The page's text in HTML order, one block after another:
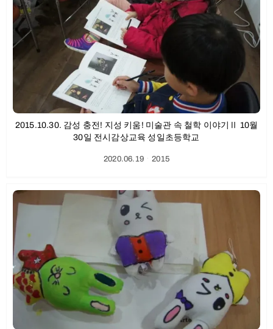
2015.10.30. 감성 충전! 지성 키움! 미술관 속 철학 이야기Ⅱ 10월
30일 전시감상교육 성일초등학교
2020.06.19ㆍ2015